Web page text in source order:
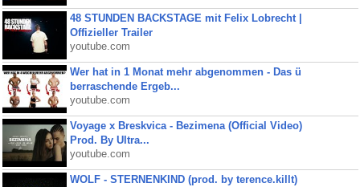
48 STUNDEN BACKSTAGE mit Felix Lobrecht |
Offizieller Trailer
youtube.com
Wer hat in 1 Monat mehr abgenommen - Das ü
berraschende Ergeb...
youtube.com
Voyage x Breskvica - Bezimena (Official Video)
Prod. By Ultra...
youtube.com
WOLF - STERNENKIND (prod. by terence.killt)